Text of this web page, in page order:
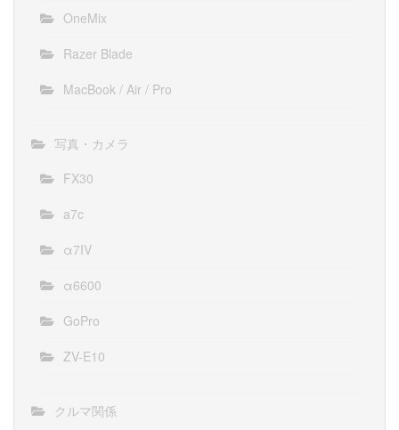
OneMix
Razer Blade
MacBook / Air / Pro
写真・カメラ
FX30
a7c
α7IV
α6600
GoPro
ZV-E10
クルマ関係